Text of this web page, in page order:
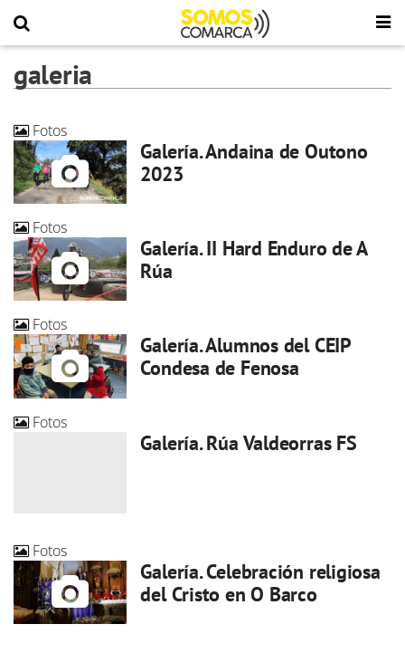
galeria
Fotos
Galería. Andaina de Outono
2023
Fotos
Galería. II Hard Enduro de A
Rúa
Fotos
Galería. Alumnos del CEIP
Condesa de Fenosa
Fotos
Galería. Rúa Valdeorras FS
Fotos
Galería. Celebración religiosa
del Cristo en O Barco